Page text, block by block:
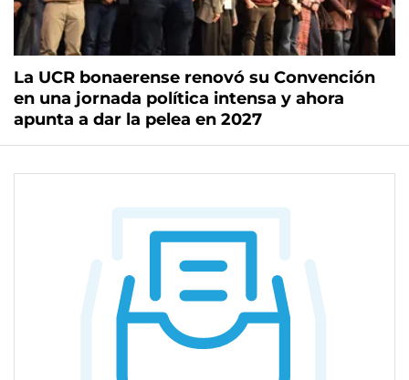
La UCR bonaerense renovó su Convención
en una jornada política intensa y ahora
apunta a dar la pelea en 2027